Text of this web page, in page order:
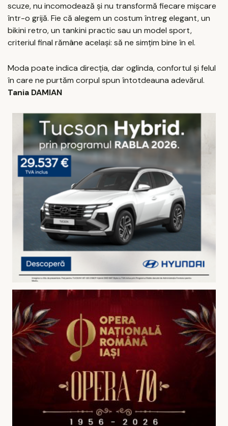
scuze, nu incomodează și nu transformă fiecare mișcare
într-o grijă. Fie că alegem un costum întreg elegant, un
bikini retro, un tankini practic sau un model sport,
criteriul final rămâne același: să ne simțim bine în el.
Moda poate indica direcția, dar oglinda, confortul și felul
în care ne purtăm corpul spun întotdeauna adevărul.
Tania DAMIAN